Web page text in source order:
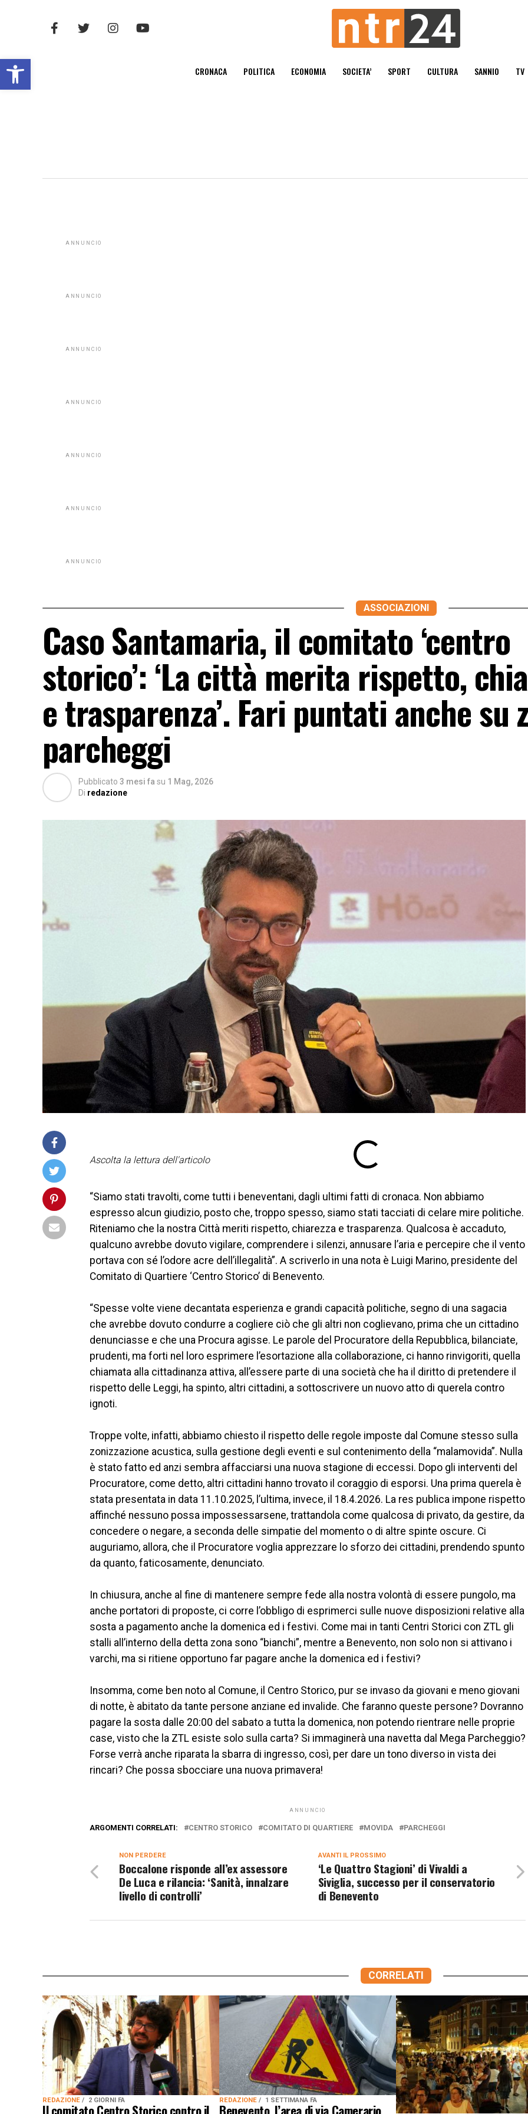
Open toolbar CRONACA POLITICA ECONOMIA SOCIETA’ SPORT CULTURA SANNIO TV
ANNUNCIO
ANNUNCIO
ANNUNCIO
ANNUNCIO
ANNUNCIO
ANNUNCIO
ANNUNCIO
ASSOCIAZIONI
Caso Santamaria, il comitato ‘centro
storico’: ‘La città merita rispetto,
e trasparenza’. Fari puntati anche su
parcheggi
Pubblicato 3 mesi fa su 1 Mag, 2026
Di redazione
Ascolta la lettura dell'articolo
“Siamo stati travolti, come tutti i beneventani, dagli ultimi fatti di cronaca. Non abbiamo
espresso alcun giudizio, posto che, troppo spesso, siamo stati tacciati di celare mire politiche.
Riteniamo che la nostra Città meriti rispetto, chiarezza e trasparenza. Qualcosa è accaduto,
qualcuno avrebbe dovuto vigilare, comprendere i silenzi, annusare l’aria e percepire che il vento
portava con sé l’odore acre dell’illegalità”. A scriverlo in una nota è Luigi Marino, presidente del
Comitato di Quartiere ‘Centro Storico’ di Benevento.
“Spesse volte viene decantata esperienza e grandi capacità politiche, segno di una sagacia
che avrebbe dovuto condurre a cogliere ciò che gli altri non coglievano, prima che un cittadino
denunciasse e che una Procura agisse. Le parole del Procuratore della Repubblica, bilanciate,
prudenti, ma forti nel loro esprimere l’esortazione alla collaborazione, ci hanno rinvigoriti, quella
chiamata alla cittadinanza attiva, all’essere parte di una società che ha il diritto di pretendere il
rispetto delle Leggi, ha spinto, altri cittadini, a sottoscrivere un nuovo atto di querela contro
ignoti.
Troppe volte, infatti, abbiamo chiesto il rispetto delle regole imposte dal Comune stesso sulla
zonizzazione acustica, sulla gestione degli eventi e sul contenimento della “malamovida”. Nulla
è stato fatto ed anzi sembra affacciarsi una nuova stagione di eccessi. Dopo gli interventi del
Procuratore, come detto, altri cittadini hanno trovato il coraggio di esporsi. Una prima querela è
stata presentata in data 11.10.2025, l’ultima, invece, il 18.4.2026. La res publica impone rispetto
affinché nessuno possa impossessarsene, trattandola come qualcosa di privato, da gestire, da
concedere o negare, a seconda delle simpatie del momento o di altre spinte oscure. Ci
auguriamo, allora, che il Procuratore voglia apprezzare lo sforzo dei cittadini, prendendo spunto
da quanto, faticosamente, denunciato.
In chiusura, anche al fine di mantenere sempre fede alla nostra volontà di essere pungolo, ma
anche portatori di proposte, ci corre l’obbligo di esprimerci sulle nuove disposizioni relative alla
sosta a pagamento anche la domenica ed i festivi. Come mai in tanti Centri Storici con ZTL gli
stalli all’interno della detta zona sono “bianchi”, mentre a Benevento, non solo non si attivano i
varchi, ma si ritiene opportuno far pagare anche la domenica ed i festivi?
Insomma, come ben noto al Comune, il Centro Storico, pur se invaso da giovani e meno giovani
di notte, è abitato da tante persone anziane ed invalide. Che faranno queste persone? Dovranno
pagare la sosta dalle 20:00 del sabato a tutta la domenica, non potendo rientrare nelle proprie
case, visto che la ZTL esiste solo sulla carta? Si immaginerà una navetta dal Mega Parcheggio?
Forse verrà anche riparata la sbarra di ingresso, così, per dare un tono diverso in vista dei
rincari? Che possa sbocciare una nuova primavera!
ANNUNCIO
ARGOMENTI CORRELATI: CENTRO STORICO COMITATO DI QUARTIERE MOVIDA PARCHEGGI
AVANTI IL ​​PROSSIMO
‘Le Quattro Stagioni’ di Vivaldi a
Siviglia, successo per il conservatorio
di Benevento
NON PERDERE
Boccalone risponde all’ex assessore
De Luca e rilancia: ‘Sanità, innalzare
livello di controlli’
CORRELATI
REDAZIONE 2 GIORNI FA REDAZIONE 1 SETTIMANA FA